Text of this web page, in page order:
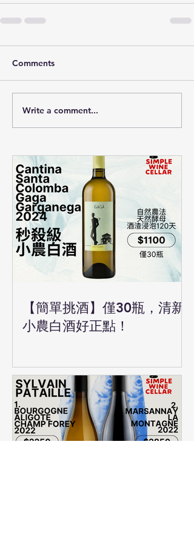
Comments
Write a comment...
【簡單挑酒】僅30瓶，清新
小農白酒好正點！